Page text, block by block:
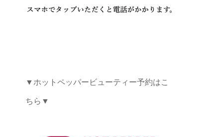
▼ホットペッパービューティー予約はこ
ちら▼